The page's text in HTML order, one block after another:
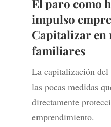
El paro como
impulso
Capitalizar en
familiares
La capitalización del
las pocas medidas
directamente
emprendimiento.